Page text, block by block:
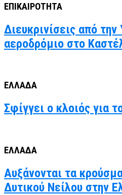
ΕΠΙΚΑΙΡΟΤΗΤΑ
Διευκρινίσεις από
αεροδρόμιο στο
ΕΛΛΑΔΑ
Σφίγγει ο κλοιός για
ΕΛΛΑΔΑ
Αυξάνονται τα
Δυτικού Νείλου στην